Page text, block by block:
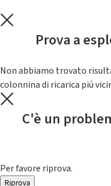
Prova a
Non abbiamo trovato
colonnina di ricarica piú
C'è un
Per favore riprova.
Riprova